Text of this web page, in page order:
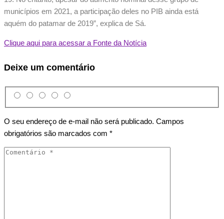
municípios em 2021, a participação deles no PIB ainda está
aquém do patamar de 2019”, explica de Sá.
Clique aqui para acessar a Fonte da Notícia
Deixe um comentário
O seu endereço de e-mail não será publicado. Campos
obrigatórios são marcados com *